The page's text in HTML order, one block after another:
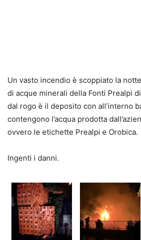
Un vasto incendio è scoppiato la
di acque minerali della Fonti Prealpi
dal rogo è il deposito con all’interno
contengono l’acqua prodotta
ovvero le etichette Prealpi e Orobica.
Ingenti i danni.